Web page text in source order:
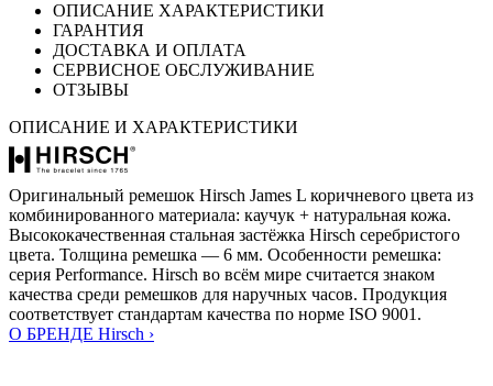
ОПИСАНИЕ ХАРАКТЕРИСТИКИ
ГАРАНТИЯ
ДОСТАВКА И ОПЛАТА
СЕРВИСНОЕ ОБСЛУЖИВАНИЕ
ОТЗЫВЫ
ОПИСАНИЕ И ХАРАКТЕРИСТИКИ
Оригинальный ремешок Hirsch James L коричневого цвета из
комбинированного материала: каучук + натуральная кожа.
Высококачественная стальная застёжка Hirsch серебристого
цвета. Толщина ремешка — 6 мм. Особенности ремешка:
серия Performance. Hirsch во всём мире считается знаком
качества среди ремешков для наручных часов. Продукция
соответствует стандартам качества по норме ISO 9001.
О БРЕНДЕ Hirsch ›